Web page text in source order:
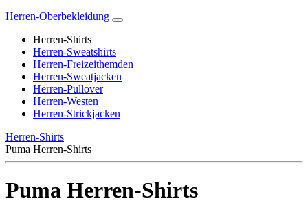
Herren-Oberbekleidung
Herren-Shirts
Herren-Sweatshirts
Herren-Freizeithemden
Herren-Sweatjacken
Herren-Pullover
Herren-Westen
Herren-Strickjacken
Herren-Shirts
Puma Herren-Shirts
Puma Herren-Shirts